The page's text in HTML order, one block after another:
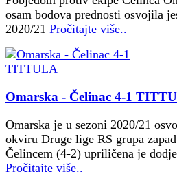
osam bodova prednosti osvojila
2020/21 Pročitajte više..
Omarska - Čelinac 4-1
Omarska je u sezoni 2020/21
okviru Druge lige RS grupa
Čelincem (4-2) upriličena je
Pročitajte više..